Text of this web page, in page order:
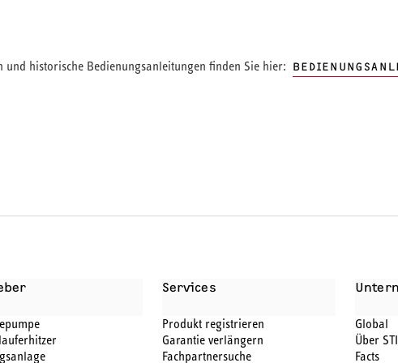
historische Bedienungsanleitungen finden Sie hier:
Services
Produkt registrieren
Garantie verlängern
Fachpartnersuche
Global
Über
Facts